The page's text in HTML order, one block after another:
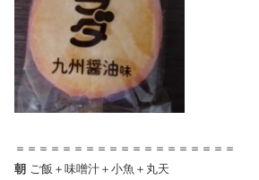
＝＝＝＝＝＝＝＝＝＝＝＝＝＝＝＝＝＝＝
朝 ご飯＋味噌汁＋小魚＋丸天